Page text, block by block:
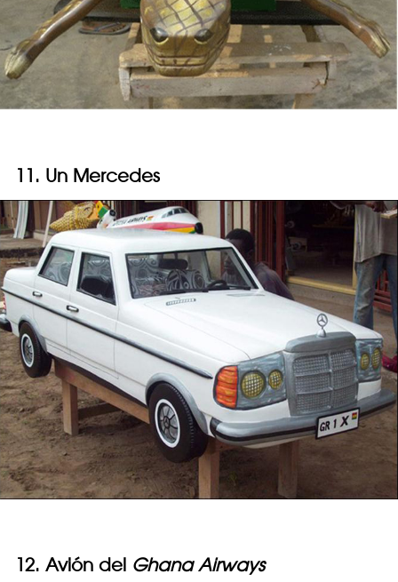
11. Un Mercedes
12. Avión del Ghana Airways